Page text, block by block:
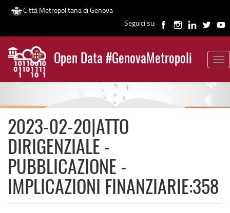
Salta
contenuto
principale
Città Metropolitana di Genova
Seguici su:
Open Data #GenovaMetropoli
News
2023-02-20|ATTO
DIRIGENZIALE -
PUBBLICAZIONE -
IMPLICAZIONI FINANZIARIE:358